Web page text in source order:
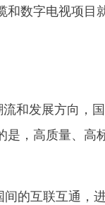
数字电视项目
和发展方向，
，高质量、高
的互联互通，